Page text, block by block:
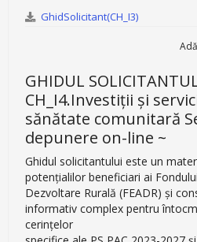
GhidSolicitant(CH_I3)
GHIDUL
CH_I4.Investiții și
sănătate comunitară
depunere on-line ~
Ghidul solicitantului este un
potenţialilor beneficiari ai
Dezvoltare Rurală (FEADR) şi
informativ complex pentru
cerinţelor